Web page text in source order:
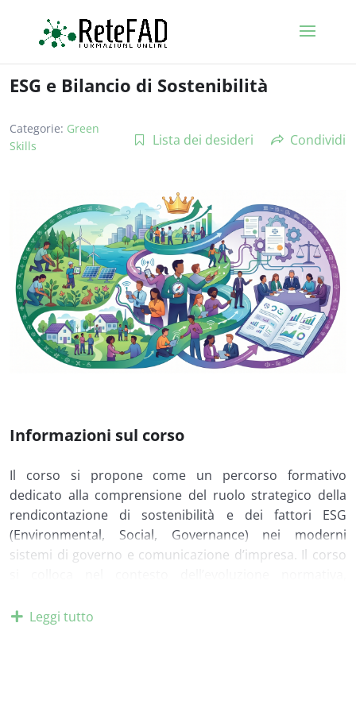
ESG e Bilancio di Sostenibilità
Categorie: Green
Skills
Lista dei desideri Condividi
Informazioni sul corso
Il corso si propone come un percorso formativo
dedicato alla comprensione del ruolo strategico della
rendicontazione di sostenibilità e dei fattori ESG
(Environmental, Social, Governance) nei moderni
sistemi di governo e comunicazione d’impresa. Il corso
trasformato la sostenibilità da dimensione volontaria e
Leggi tutto